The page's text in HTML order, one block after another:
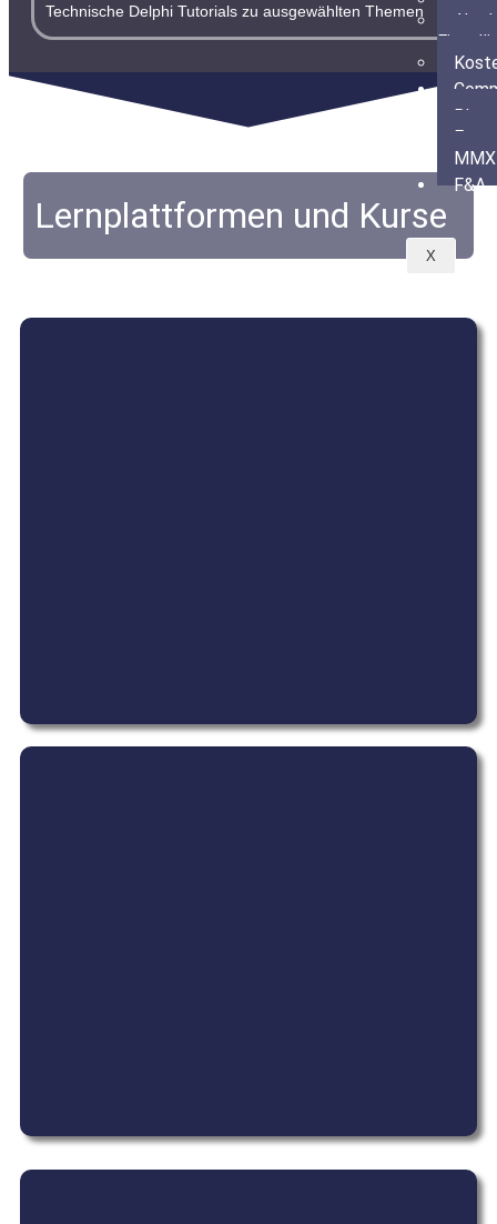
F&A
X
Technische Delphi Tutorials zu ausgewählten Themen
Lernplattformen und Kurse